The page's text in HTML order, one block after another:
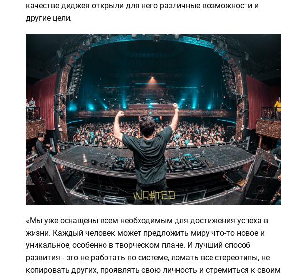
качестве диджея открыли для него различные возможности и
другие цели.
«Мы уже оснащены всем необходимым для достижения успеха в
жизни. Каждый человек может предложить миру что-то новое и
уникальное, особенно в творческом плане. И лучший способ
развития - это не работать по системе, ломать все стереотипы, не
копировать других, проявлять свою личность и стремиться к своим